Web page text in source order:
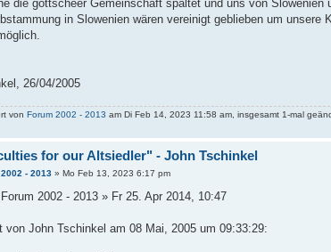
die gottscheer Gemeinschaft spaltet und uns von
in Slowenien wären vereinigt geblieben um
26/04/2005
von Forum 2002 - 2013 am Di Feb 14, 2023 11:58 am, insgesamt 1-mal
for our Altsiedler" - John Tschinkel
- 2013» Mo Feb 13, 2023 6:17 pm
2002 - 2013 » Fr 25. Apr 2014, 10:47
von John Tschinkel am 08 Mai, 2005 um 09:33:29: